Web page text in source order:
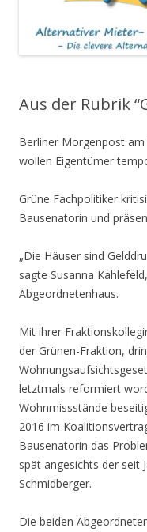
Aus der Rubrik
Berliner Morgenpost am
wollen Eigentümer
Grüne Fachpolitiker
Bausenatorin und
„Die Häuser sind
sagte Susanna
Abgeordnetenhaus.
Mit ihrer
der Grünen-Fraktion,
letztmals reformiert
Wohnmissstände
2016 im
Bausenatorin das
spät angesichts der seit
Schmidberger.
Die beiden